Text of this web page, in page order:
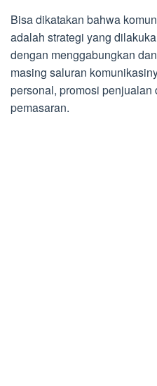
Bisa dikatakan bahwa
adalah strategi yang
dengan menggabungkan
masing saluran
personal, promosi
pemasaran.